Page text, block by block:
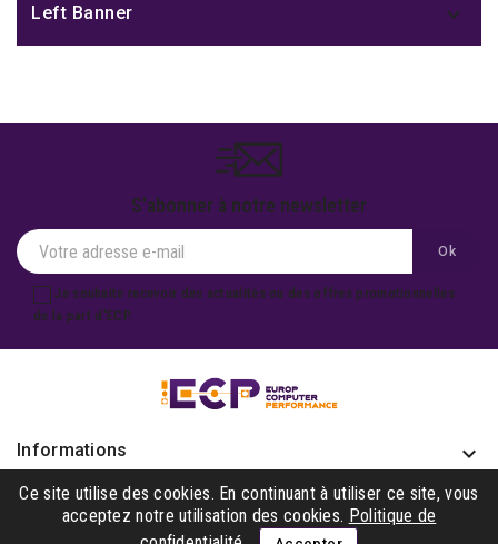
Left Banner 
S'abonner à notre newsletter
Je souhaite recevoir des actualités ou des offres promotionnelles
de la part d'ECP.
Informations keyboard_arrow_down
Produits 
Notre société
Ce site utilise des cookies. En continuant à utiliser ce site, vous
acceptez notre utilisation des cookies. Politique de